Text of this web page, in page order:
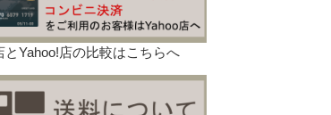
とYahoo!店の比較はこちらへ